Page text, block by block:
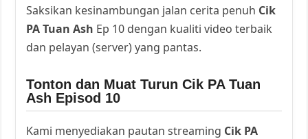
Saksikan kesinambungan jalan cerita penuh Cik
PA Tuan Ash Ep 10 dengan kualiti video terbaik
dan pelayan (server) yang pantas.
Tonton dan Muat Turun Cik PA Tuan
Ash Episod 10
Kami menyediakan pautan streaming Cik PA